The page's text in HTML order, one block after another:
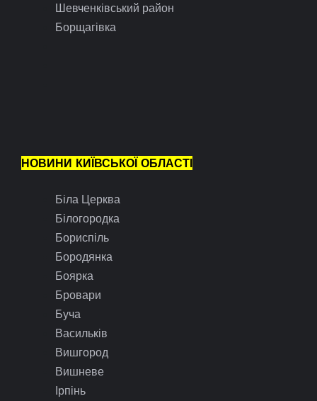
Шевченківський район
Борщагівка
НОВИНИ КИЇВСЬКОЇ ОБЛАСТІ
Біла Церква
Білогородка
Бориспіль
Бородянка
Боярка
Бровари
Буча
Васильків
Вишгород
Вишневе
Ірпінь